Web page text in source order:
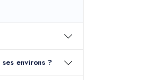
environs ?